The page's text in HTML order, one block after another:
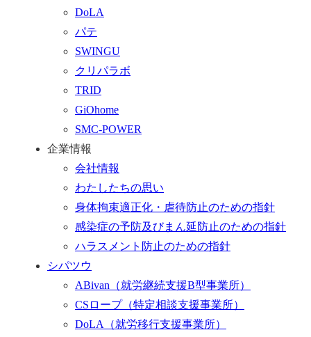
DoLA
パテ
SWINGU
クリパラボ
TRID
GiOhome
SMC-POWER
企業情報
会社情報
わたしたちの思い
身体拘束適正化・虐待防止のための指針
感染症の予防及びまん延防止のための指針
ハラスメント防止のための指針
シパツウ
ABivan （就労継続支援B型事業所）
CSロープ （特定相談支援事業所）
DoLA （就労移行支援事業所）